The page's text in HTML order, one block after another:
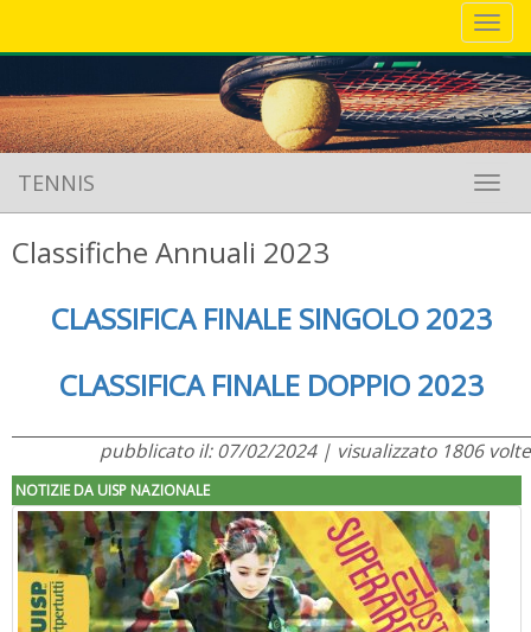
TENNIS
Classifiche Annuali 2023
CLASSIFICA FINALE SINGOLO 2023
CLASSIFICA FINALE DOPPIO 2023
pubblicato il: 07/02/2024 | visualizzato 1806 volte
NOTIZIE DA UISP NAZIONALE